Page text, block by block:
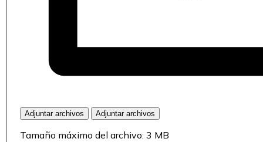
Adjuntar archivos Adjuntar archivos
Tamaño máximo del archivo: 3 MB